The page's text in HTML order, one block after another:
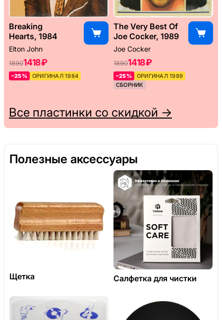
Breaking
Hearts, 1984
Elton John
18901418 ₽
–25% ОРИГИНАЛ 1984
The Very Best Of
Joe Cocker, 1989
Joe Cocker
18901418 ₽
–25%
ОРИГИНАЛ 1989
СБОРНИК
Все пластинки со скидкой →
Полезные аксессуары
Щетка Салфетка для чистки